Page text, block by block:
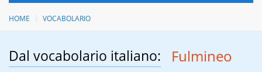
HOME VOCABOLARIO
Dal vocabolario italiano: Fulmineo